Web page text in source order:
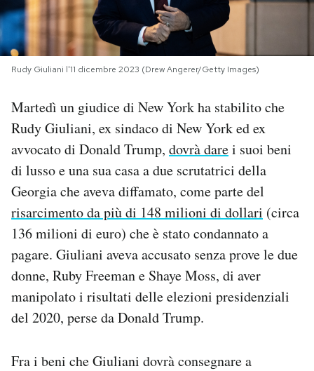
NEWSLETTER
I MIEI PREFERITI
SHOP
CALENDARIO
AREA PERSONALE
Area Personale
Newsletter
Notifiche mobile
Regala il Post
Hai bisogno di aiuto?
Esci
Rudy Giuliani l'11 dicembre 2023 (Drew Angerer/Getty Images)
Martedì un giudice di New York ha stabilito che
Rudy Giuliani, ex sindaco di New York ed ex
avvocato di Donald Trump, dovrà darei suoi beni
di lusso e una sua casa a due scrutatrici della
Georgia che aveva diffamato, come parte del
risarcimento da più di 148 milioni di dollari (circa
136 milioni di euro) che è stato condannato a
pagare. Giuliani aveva accusato senza prove le due
donne, Ruby Freeman e Shaye Moss, di aver
manipolato i risultati delle elezioni presidenziali
del 2020, perse da Donald Trump.
Fra i beni che Giuliani dovrà consegnare a